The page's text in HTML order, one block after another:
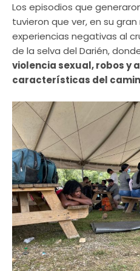
Los episodios que
tuvieron que ver, en su
experiencias negativas al
de la selva del Darién,
violencia sexual, robos y
características del